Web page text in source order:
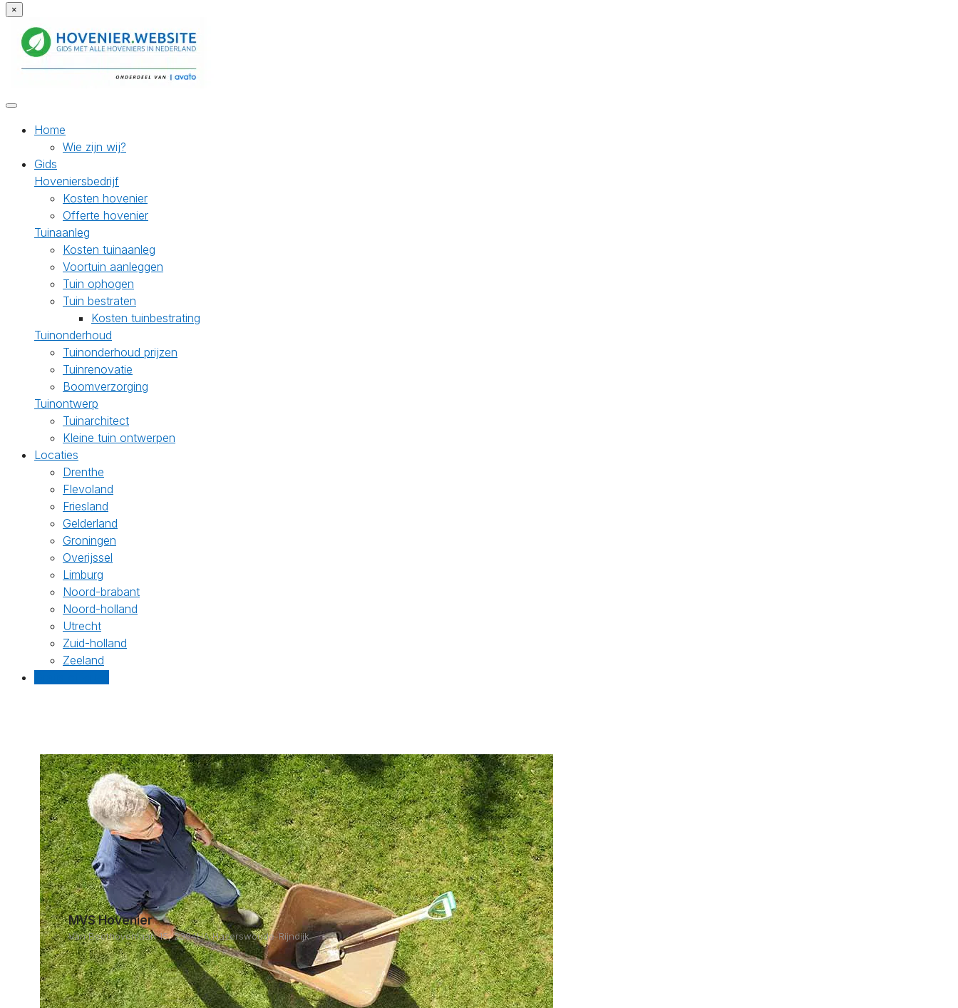
×
Home
Wie zijn wij?
Gids
Hoveniersbedrijf
Kosten hovenier
Offerte hovenier
Tuinaanleg
Kosten tuinaanleg
Voortuin aanleggen
Tuin ophogen
Tuin bestraten
Kosten tuinbestrating
Tuinonderhoud
Tuinonderhoud prijzen
Tuinrenovatie
Boomverzorging
Tuinontwerp
Tuinarchitect
Kleine tuin ontwerpen
Locaties
Drenthe
Flevoland
Friesland
Gelderland
Groningen
Overijssel
Limburg
Noord-brabant
Noord-holland
Utrecht
Zuid-holland
Zeeland
MVS Hovenier
Van Beethovenlaan 15, 2394HA Hazerswoude-Rijndijk